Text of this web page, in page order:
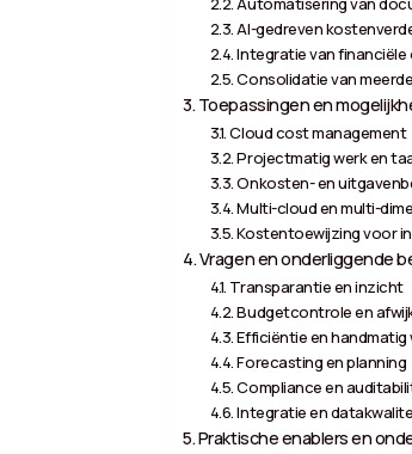
AI-gedreven
Integratie van
Consolidatie van
Toepassingen en
Cloud cost management
Projectmatig werk en
Onkosten- en
Multi-cloud en multi-
Kostentoewijzing voor
Vragen en onderliggende
Transparantie en inzicht
Budgetcontrole en
Efficiëntie en handmatig
Forecasting en planning
Compliance en
Integratie en
Praktische enablers en